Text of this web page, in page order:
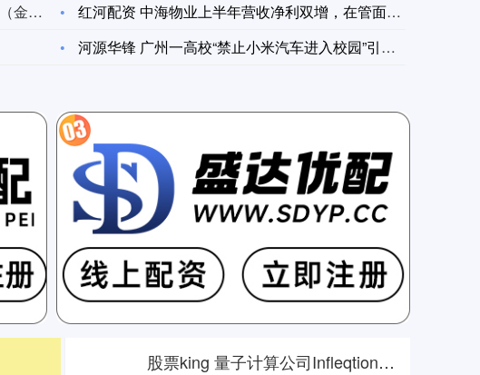
刚果（金）政府6月底签署禁止铜钴精矿出口政府命令。对此，紫金矿业相关人士表示，目前公司在刚果（金）公司旗下科卢韦齐铜矿的产品为粗铜及电积铜，卡莫阿-卡库拉铜矿的产品为阳极板及粗铜，不属于禁止出口的产品。
红河配资 中海物业上半年营收净利双增，在管面积436亿平方米
河源华锋 广州一高校“禁止小米汽车进入校园”引热议
股票king 量子计算公司Infleqtion借壳SPAC上市，估值达18亿美元